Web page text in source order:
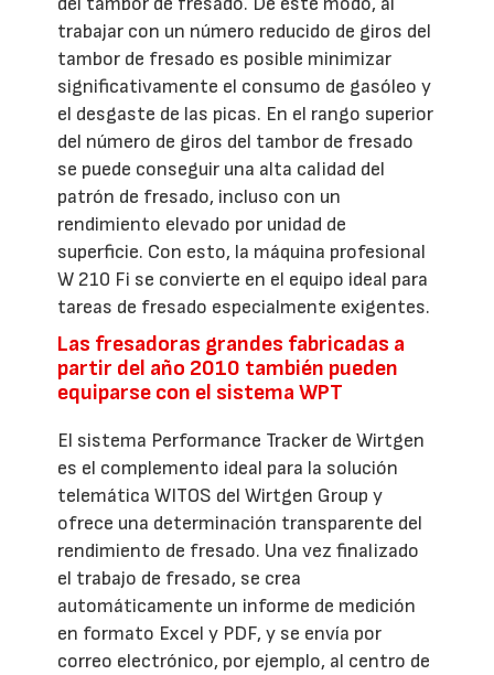
trabajar con un número reducido de giros del
tambor de fresado es posible minimizar
significativamente el consumo de gasóleo y
el desgaste de las picas. En el rango superior
del número de giros del tambor de fresado
se puede conseguir una alta calidad del
patrón de fresado, incluso con un
rendimiento elevado por unidad de
superficie. Con esto, la máquina profesional
W 210 Fi se convierte en el equipo ideal para
tareas de fresado especialmente exigentes.
Las fresadoras grandes fabricadas a
partir del año 2010 también pueden
equiparse con el sistema WPT
El sistema Performance Tracker de Wirtgen
es el complemento ideal para la solución
telemática WITOS del Wirtgen Group y
ofrece una determinación transparente del
rendimiento de fresado. Una vez finalizado
el trabajo de fresado, se crea
automáticamente un informe de medición
en formato Excel y PDF, y se envía por
correo electrónico, por ejemplo, al centro de